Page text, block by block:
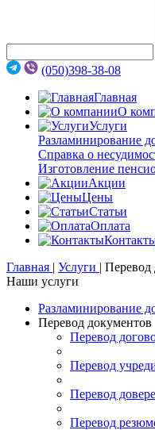
(050)398-38-08
Главная
О
Услуги
Разламинирование
Справка о
Изготовление
Акции
Цены
Статьи
Оплата
Главная | Услуги | Перевод
Наши услуги
Разламинирование
Перевод документов
Перевод
Перевод
Перевод
Перевод